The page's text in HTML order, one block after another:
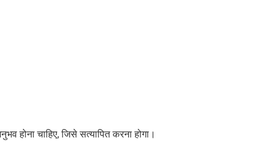
होना चाहिए, जिसे सत्यापित करना होगा।